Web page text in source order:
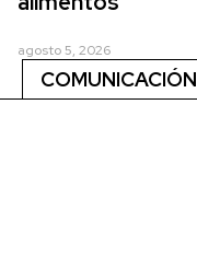
agosto 5, 2026
COMUNICACIÓN